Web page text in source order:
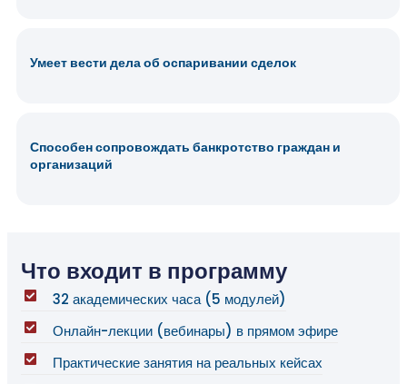
Умеет вести дела об оспаривании сделок
Способен сопровождать банкротство граждан и
организаций
Что входит в программу
32 академических часа (5 модулей)
Онлайн-лекции (вебинары) в прямом эфире
Практические занятия на реальных кейсах